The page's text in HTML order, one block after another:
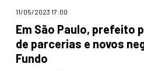
11/05/2023 17:00
Em São Paulo, prefeito
de parcerias e novos
Fundo